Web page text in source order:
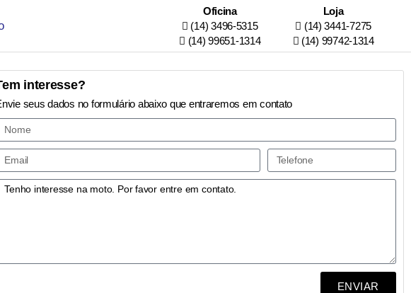
Oficina
(14) 3496-5315
(14) 99651-1314
Loja
(14) 3441-7275
(14) 99742-1314
interesse?
seus dados no formulário abaixo que entraremos em contato
ENVIAR